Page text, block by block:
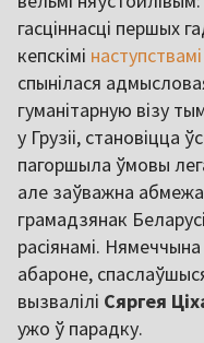
гасціннасці першых
кепскімі наступствамі
спынілася
гуманітарную візу
у Грузіі, становіцца
пагоршыла ўмовы
але заўважна
грамадзянак
расіянамі.
абароне,
вызвалілі Сяргея
ужо ў парадку.